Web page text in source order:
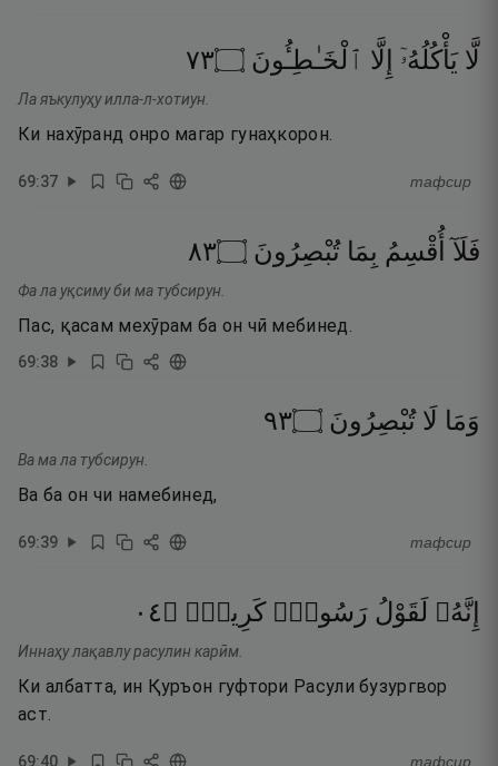
لَّا يَأْكُلُهُۥٓ إِلَّا ٱلْخَـٰطِـُٔونَ ۝٣٧
Ла яъкулуҳу илла-л-хотиун.
Ки нахӯранд онро магар гунаҳкорон.
69:37 тафсир
فَلَآ أُقْسِمُ بِمَا تُبْصِرُونَ ۝٣٨
Фа ла уқсиму би ма тубсирун.
Пас, қасам мехӯрам ба он чӣ мебинед.
69:38
وَمَا لَا تُبْصِرُونَ ۝٣٩
Ва ма ла тубсирун.
Ва ба он чи намебинед,
69:39 тафсир
إِنَّهُۥ لَقَوْلُ رَسُولٍۢ كَرِيمٍۢ ۝٤٠
Иннаҳу лақавлу расулин карӣм.
Ки албатта, ин Қуръон гуфтори Расули бузургвор
аст.
69:40 тафсир